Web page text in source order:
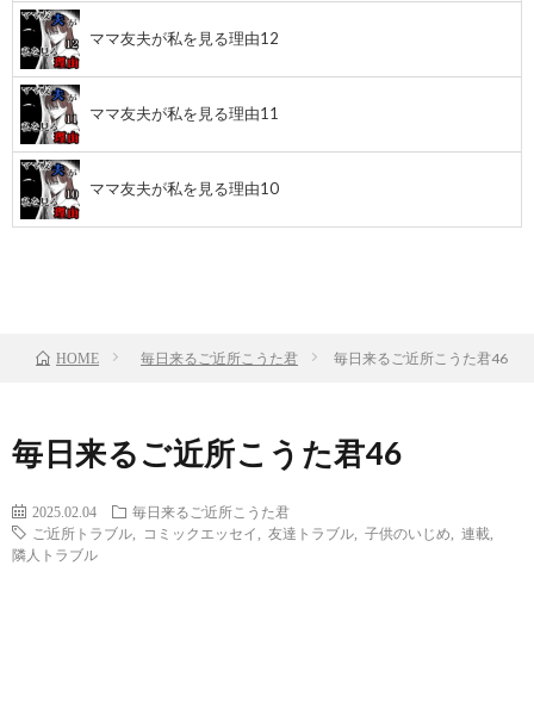
ママ友夫が私を見る理由12
ママ友夫が私を見る理由11
ママ友夫が私を見る理由10
HOME 毎日来るご近所こうた君 毎日来るご近所こうた君46
毎日来るご近所こうた君46
2025.02.04
毎日来るご近所こうた君
ご近所トラブル
コミックエッセイ 友達トラブル 子供のいじめ 連載
隣人トラブル